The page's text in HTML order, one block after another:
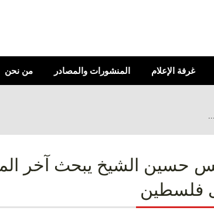
غرفة الإعلام المنشورات والمصادر من نحن
حسين الشيخ يبحث آخر
فلسطين